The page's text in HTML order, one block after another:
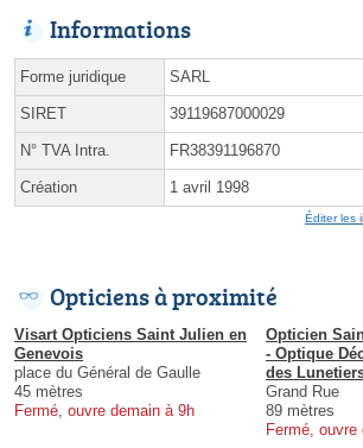
Informations
Forme juridique SARL
SIRET 39119687000029
N° TVA Intra. FR38391196870
Création 1 avril 1998
Éditer les
Opticiens à proximité
Visart Opticiens Saint Julien en
Genevois
place du Général de Gaulle
45 mètres
Fermé, ouvre demain à 9h
Opticien
- Optique
des
Grand Rue
89 mètres
Fermé, ouvre